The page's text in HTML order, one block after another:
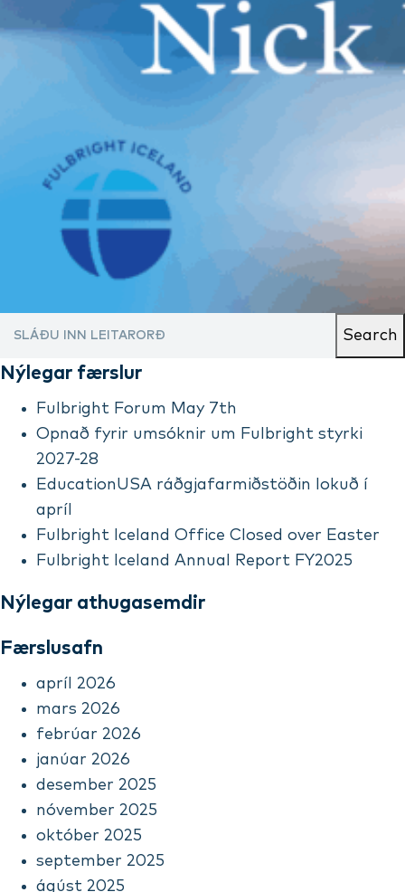
Search
Nýlegar færslur
Fulbright Forum May 7th
Opnað fyrir umsóknir um Fulbright styrki
2027-28
EducationUSA ráðgjafarmiðstöðin lokuð í
apríl
Fulbright Iceland Office Closed over Easter
Fulbright Iceland Annual Report FY2025
Nýlegar athugasemdir
Færslusafn
apríl 2026
mars 2026
febrúar 2026
janúar 2026
desember 2025
nóvember 2025
október 2025
september 2025
ágúst 2025